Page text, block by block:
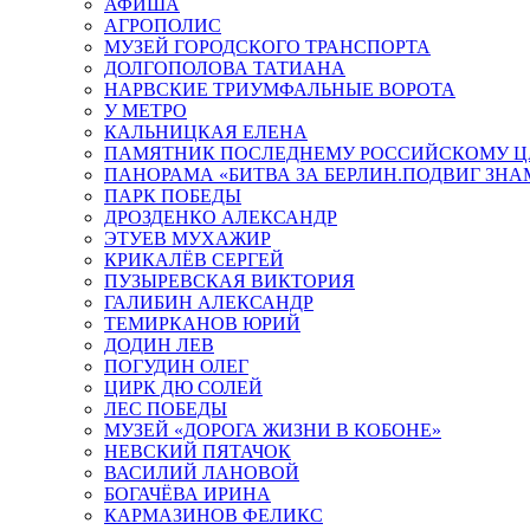
АФИША
АГРОПОЛИС
МУЗЕЙ ГОРОДСКОГО ТРАНСПОРТА
ДОЛГОПОЛОВА ТАТИАНА
НАРВСКИЕ ТРИУМФАЛЬНЫЕ ВОРОТА
У МЕТРО
КАЛЬНИЦКАЯ ЕЛЕНА
ПАМЯТНИК ПОСЛЕДНЕМУ РОССИЙСКОМУ
ПАНОРАМА «БИТВА ЗА БЕРЛИН.ПОДВИГ
ПАРК ПОБЕДЫ
ДРОЗДЕНКО АЛЕКСАНДР
ЭТУЕВ МУХАЖИР
КРИКАЛЁВ СЕРГЕЙ
ПУЗЫРЕВСКАЯ ВИКТОРИЯ
ГАЛИБИН АЛЕКСАНДР
ТЕМИРКАНОВ ЮРИЙ
ДОДИН ЛЕВ
ПОГУДИН ОЛЕГ
ЦИРК ДЮ СОЛЕЙ
ЛЕС ПОБЕДЫ
МУЗЕЙ «ДОРОГА ЖИЗНИ В КОБОНЕ»
НЕВСКИЙ ПЯТАЧОК
ВАСИЛИЙ ЛАНОВОЙ
БОГАЧЁВА ИРИНА
КАРМАЗИНОВ ФЕЛИКС